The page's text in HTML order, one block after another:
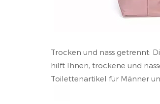
Trocken und nass getrennt:
hilft Ihnen, trockene und
Toilettenartikel für Männer